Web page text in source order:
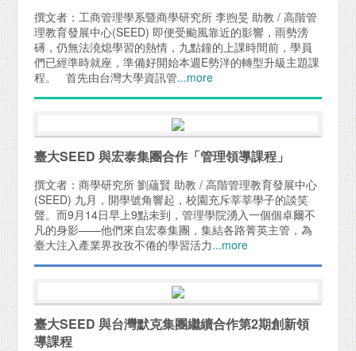
撰文者：工商管理學系暨商學研究所 李煦旻 助教 / 高階管
理教育發展中心(SEED) 即便受颱風靠近的影響，雨勢滂
礡，仍無法澆熄學習的熱情，九點鐘的上課時間前，學員
們已經準時就座，準備好開始本週E勢泮的轉型升級主題課
程。 首先由台灣大學資訊管...more
臺大SEED 與宏泰集團合作「管理領導課程」
撰文者：商學研究所 劉蘊賢 助教 / 高階管理教育發展中心
(SEED) 九月，開學號角響起，校園充斥莘莘學子的談笑
聲。而9月14日早上9點未到，管理學院湧入一個個卓爾不
凡的身影——他們來自宏泰集團，集結各路菁英主管，為
臺大注入產業界孜孜不倦的學習活力...more
臺大SEED 與台灣默克集團繼續合作第2期創新領
導課程